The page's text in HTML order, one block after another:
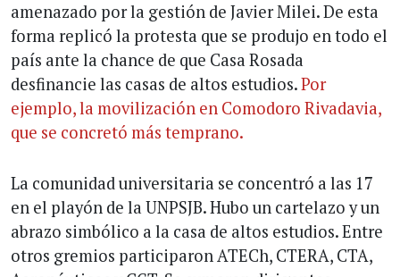
amenazado por la gestión de Javier Milei. De esta
forma replicó la protesta que se produjo en todo el
país ante la chance de que Casa Rosada
desfinancie las casas de altos estudios.Por
ejemplo, la movilización en Comodoro Rivadavia,
que se concretó más temprano.
La comunidad universitaria se concentró a las 17
en el playón de la UNPSJB. Hubo un cartelazo y un
abrazo simbólico a la casa de altos estudios. Entre
otros gremios participaron ATECh, CTERA, CTA,